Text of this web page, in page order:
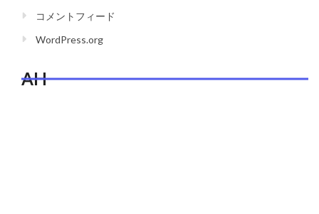
コメントフィード
WordPress.org
AH